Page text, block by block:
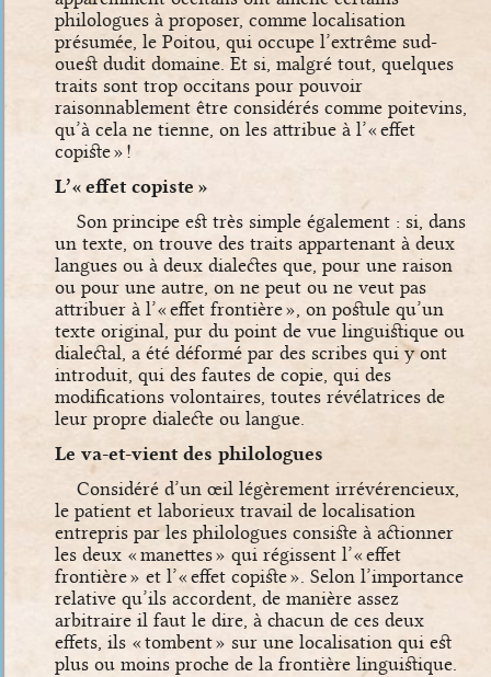
philologues à proposer, comme localisation
présumée, le Poitou, qui occupe l’extrême sud-
ouest dudit domaine. Et si, malgré tout, quelques
traits sont trop occitans pour pouvoir
raisonnablement être considérés comme poitevins,
qu’à cela ne tienne, on les attribue à l’« effet
copiste » !
L’« effet copiste »
Son principe est très simple également : si, dans
un texte, on trouve des traits appartenant à deux
langues ou à deux dialectes que, pour une raison
ou pour une autre, on ne peut ou ne veut pas
attribuer à l’« effet frontière », on postule qu’un
texte original, pur du point de vue linguistique ou
dialectal, a été déformé par des scribes qui y ont
introduit, qui des fautes de copie, qui des
modifications volontaires, toutes révélatrices de
leur propre dialecte ou langue.
Le va-et-vient des philologues
Considéré d’un œil légèrement irrévérencieux,
le patient et laborieux travail de localisation
entrepris par les philologues consiste à actionner
les deux « manettes » qui régissent l’« effet
frontière » et l’« effet copiste ». Selon l’importance
relative qu’ils accordent, de manière assez
arbitraire il faut le dire, à chacun de ces deux
effets, ils « tombent » sur une localisation qui est
plus ou moins proche de la frontière linguistique.